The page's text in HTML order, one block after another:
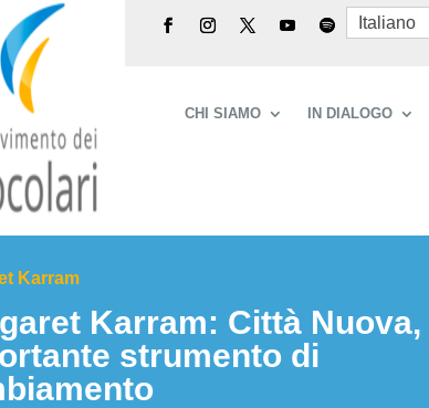
Italiano
CHI SIAMO IN DIALOGO
Karram
Karram: Città Nuova,
strumento di